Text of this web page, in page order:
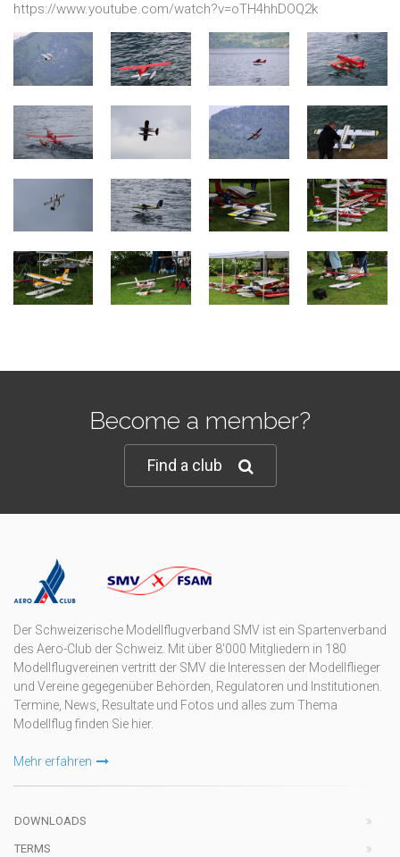
https://www.youtube.com/watch?v=oTH4hhDOQ2k
Become a member?
Find a club
Der Schweizerische Modellflugverband SMV ist ein Spartenverband
des Aero-Club der Schweiz. Mit über 8'000 Mitgliedern in 180
Modellflugvereinen vertritt der SMV die Interessen der Modellflieger
und Vereine gegegenüber Behörden, Regulatoren und Institutionen.
Termine, News, Resultate und Fotos und alles zum Thema
Modellflug finden Sie hier.
Mehr erfahren
DOWNLOADS
TERMS